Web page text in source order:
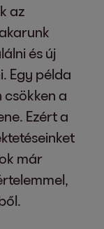
az
és új
Egy példa
a
Ezért a
már